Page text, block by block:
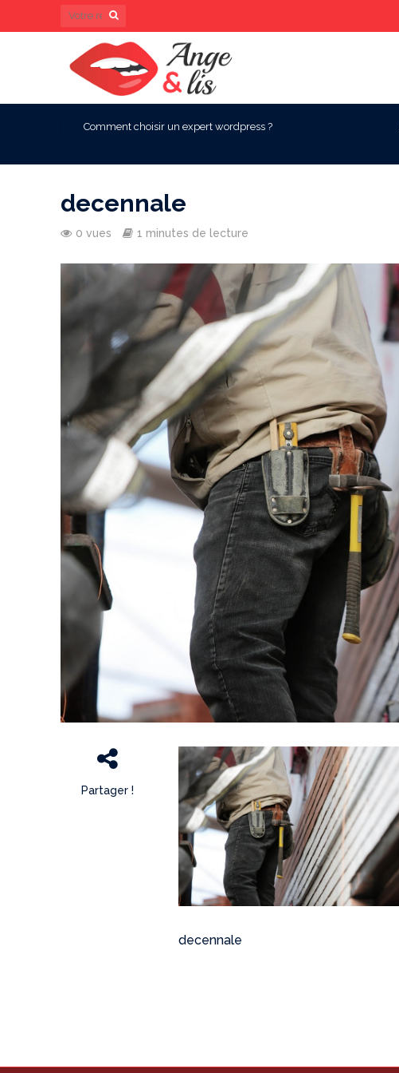
Comment choisir un expert wordpress ?
decennale
0 vues 1 minutes de lecture
Partager !
decennale